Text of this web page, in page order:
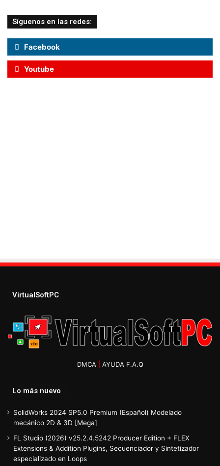
Síguenos en las redes:
Facebook
Youtube
VirtualSoftPC
DMCA| AYUDA F.A.Q
Lo más nuevo
SolidWorks 2024 SP5.0 Premium (Español) Modelado
mecánico 2D & 3D [Mega]
FL Studio (2026) v25.2.4.5242 Producer Edition + FLEX
Extensions & Addition Plugins, Secuenciador y Sintetizador
especializado en Loops